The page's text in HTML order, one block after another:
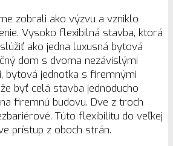
zobrali ako výzvu a vzniklo
Vysoko flexibilná stavba, ktorá
ako jedna luxusná bytová
dom s dvoma nezávislými
bytová jednotka s firemnými
byť celá stavba jednoducho
firemnú budovu. Dve z troch
Túto flexibilitu do veľkej
prístup z oboch strán.